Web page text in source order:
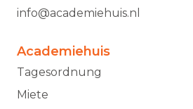
info@academiehuis.nl
Academiehuis
Tagesordnung
Miete